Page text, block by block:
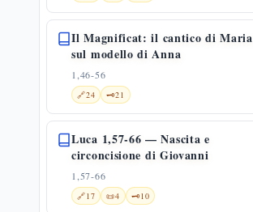
Il Magnificat: il cantico di Maria
sul modello di Anna
1,46-56
🔗24 🗝️21
Luca 1,57-66 — Nascita e
circoncisione di Giovanni
1,57-66
🔗17 📜4 🗝️10